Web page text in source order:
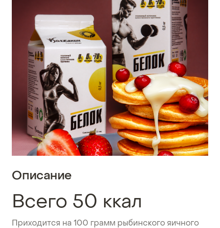
Описание
Всего 50 ккал
Приходится на 100 грамм рыбинского яичного